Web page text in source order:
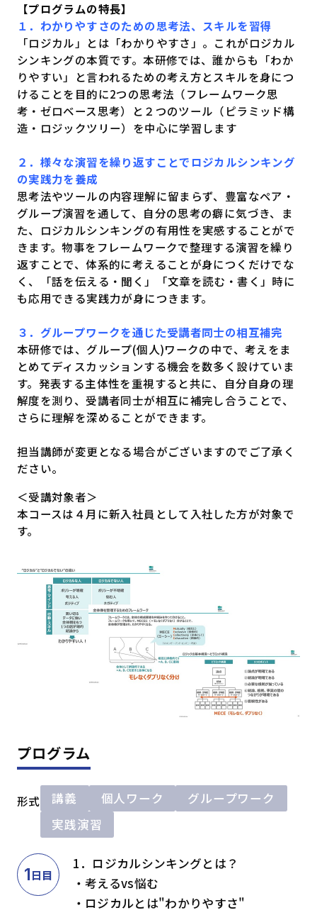
【プログラムの特長】
１．わかりやすさのための思考法、スキルを習得
「ロジカル」とは「わかりやすさ」。これがロジカル
シンキングの本質です。本研修では、誰からも「わか
りやすい」と言われるための考え方とスキルを身につ
けることを目的に2つの思考法（フレームワーク思
考・ゼロベース思考）と２つのツール（ピラミッド構
造・ロジックツリー）を中心に学習します
２．様々な演習を繰り返すことでロジカルシンキング
の実践力を養成
思考法やツールの内容理解に留まらず、豊富なペア・
グループ演習を通して、自分の思考の癖に気づき、ま
た、ロジカルシンキングの有用性を実感することがで
きます。物事をフレームワークで整理する演習を繰り
返すことで、体系的に考えることが身につくだけでな
く、「話を伝える・聞く」「文章を読む・書く」時に
も応用できる実践力が身につきます。
３．グループワークを通じた受講者同士の相互補完
本研修では、グループ(個人)ワークの中で、考えをま
とめてディスカッションする機会を数多く設けていま
す。発表する主体性を重視すると共に、自分自身の理
解度を測り、受講者同士が相互に補完し合うことで、
さらに理解を深めることができます。
担当講師が変更となる場合がございますのでご了承く
ださい。
＜受講対象者＞
本コースは４月に新入社員として入社した方が対象で
す。
プログラム
形式 講義 個人ワーク
グループワーク
実践演習
1日目
1．ロジカルシンキングとは？
・考えるvs悩む
・ロジカルとは"わかりやすさ"